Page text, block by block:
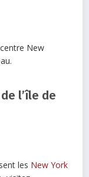
New
l’île de
les New York